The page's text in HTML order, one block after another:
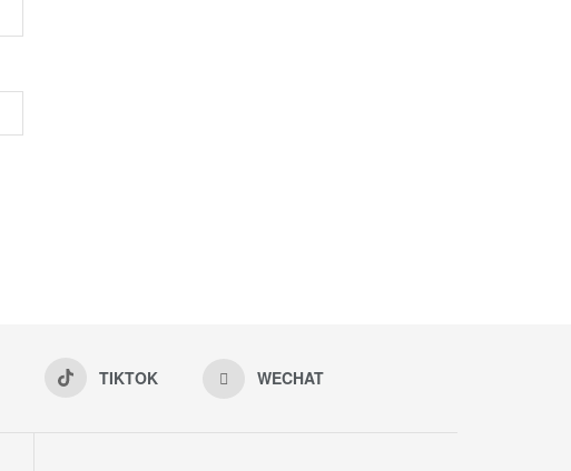
TIKTOK WECHAT